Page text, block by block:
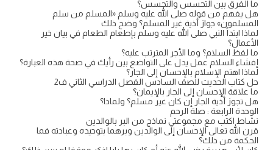
ما الفرق بين التحسس والتجسس؟
هل يفهم من قوله صلى الله عليه وسلم «المسلم من سلم
المسلمون» جواز أذية غير المسلم؟ وضح ذلك
لماذا ابتدأ النبي صلى الله عليه وسلم بإطعام الطعام في بيان خير
الأعمال؟
ما لفظ السلام؟ وما الأجر المترتب عليه؟
إفشاء السلام عمل يدل على التواضع بين رأيك في صحة هذه العبارة؟
لماذا اهتم الإسلام بالإحسان إلى الجار؟
حل كتاب الحديث للصف السادس الفصل الدراسي الثاني ف2
ما علاقة الإحسان إلى الجار بالإيمان؟
هل تجوز أذية الجار إن كان غير مسلم؟ ولماذا؟
الوحدة الرابعة : صلة الرحم
نشاط اكتب مع مجموعتي نماذج من البر بالوالدين
قرن الله تعالى الإحسان إلى الوالدين وبرهما بتوحيده وعبادته فما
الحكمة من ذلك؟